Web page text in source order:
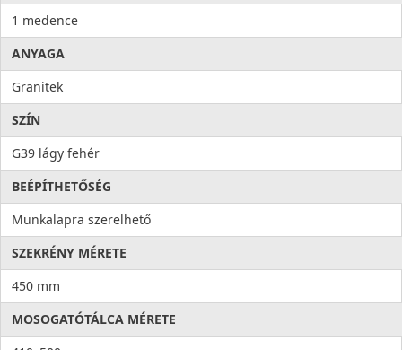
1 medence
ANYAGA
Granitek
SZÍN
G39 lágy fehér
BEÉPÍTHETŐSÉG
Munkalapra szerelhető
SZEKRÉNY MÉRETE
450 mm
MOSOGATÓTÁLCA MÉRETE